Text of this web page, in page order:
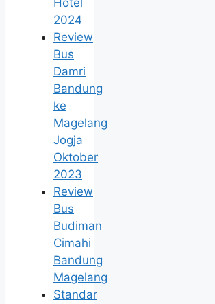
Hotel
2024
Review
Bus
Damri
Bandung
ke
Magelang
Jogja
Oktober
2023
Review
Bus
Budiman
Cimahi
Bandung
Magelang
Standar